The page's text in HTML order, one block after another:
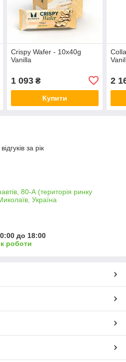
Crispy Wafer - 10x40g
Vanilla
1 093₴
Купити
2
за рік
80-А (територія ринку
Україна
до 18:00
роботи